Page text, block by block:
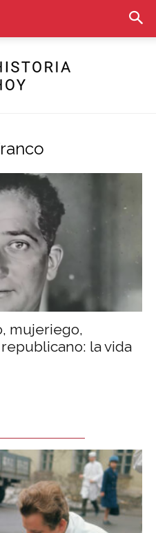
Hoy
mujeriego,
la vida